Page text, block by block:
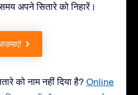
अपने सितारे को निहारें।
को नाम नहीं दिया है? Online